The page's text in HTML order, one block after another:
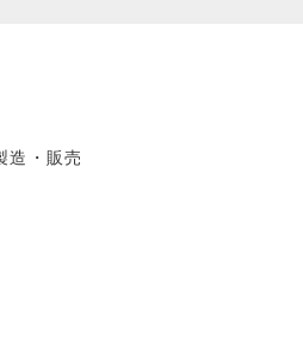
造・販売